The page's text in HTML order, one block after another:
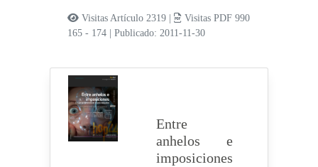
Visitas Artículo 2319 |
Visitas PDF 990
165 - 174
|Publicado: 2011-11-30
Entre
anhelos e
imposiciones